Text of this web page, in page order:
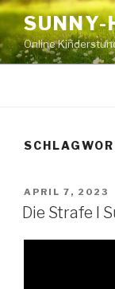
Zum
Inhalt
springen
SUNNY-
Online
AM
APRIL 7, 2023
Die Strafe I